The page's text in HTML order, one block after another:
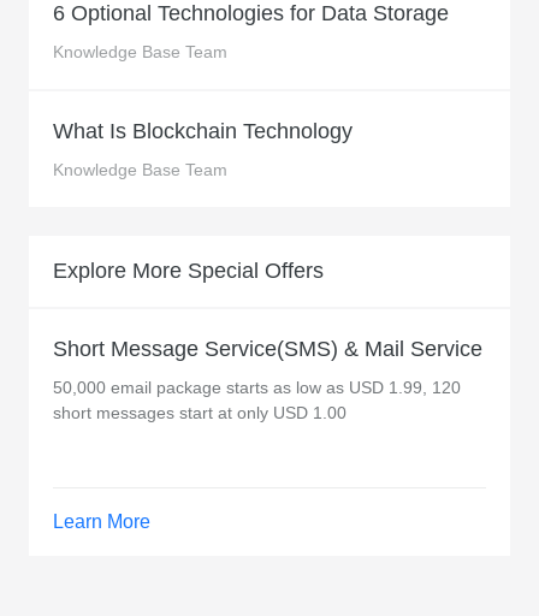
6 Optional Technologies for Data Storage
Knowledge Base Team
What Is Blockchain Technology
Knowledge Base Team
Explore More Special Offers
Short Message Service(SMS) & Mail Service
50,000 email package starts as low as USD 1.99, 120
short messages start at only USD 1.00
Learn More